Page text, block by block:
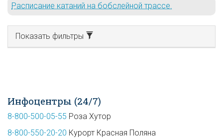
Расписание катаний на бобслейной трассе.
Показать фильтры
Инфоцентры (24/7)
8-800-500-05-55 Роза Хутор
8-800-550-20-20 Курорт Красная Поляна